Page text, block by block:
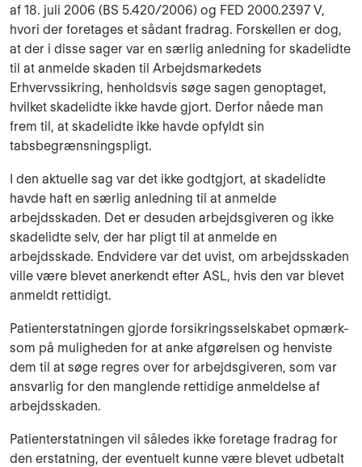
af 18. juli 2006 (BS 5.420/2006) og FED 2000.2397 V,
hvori der foretages et sådant fradrag. Forskellen er dog,
at der i disse sager var en særlig anledning for skadelidte
til at anmelde skaden til Arbejdsmarkedets
Erhvervssikring, henholdsvis søge sagen genoptaget,
hvilket skadelidte ikke havde gjort. Derfor nåede man
frem til, at skadelidte ikke havde opfyldt sin
tabsbegrænsningspligt.
I den aktuelle sag var det ikke godtgjort, at skadelidte
havde haft en særlig anledning til at anmelde
arbejdsskaden. Det er desuden arbejdsgiveren og ikke
skadelidte selv, der har pligt til at anmelde en
arbejdsskade. Endvidere var det uvist, om arbejdsskaden
ville være blevet anerkendt efter ASL, hvis den var blevet
anmeldt rettidigt.
Patienterstatningen gjorde forsikringsselskabet opmærk-
som på muligheden for at anke afgørelsen og henviste
dem til at søge regres over for arbejdsgiveren, som var
ansvarlig for den manglende rettidige anmeldelse af
arbejdsskaden.
Patienterstatningen vil således ikke foretage fradrag for
den erstatning, der eventuelt kunne være blevet udbetalt